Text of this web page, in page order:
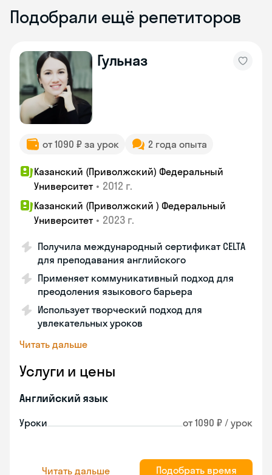
Подобрали ещё репетиторов
Гульназ
от 1090 ₽ за урок 2 года опыта
Казанский (Приволжский) Федеральный
Университет • 2012 г.
Казанский (Приволжский ) Федеральный
Университет • 2023 г.
Получила международный сертификат CELTA
для преподавания английского
Применяет коммуникативный подход для
преодоления языкового барьера
Использует творческий подход для
увлекательных уроков
Читать дальше
Услуги и цены
Английский язык
Уроки от 1090 ₽ / урок
Читать дальше Подобрать время